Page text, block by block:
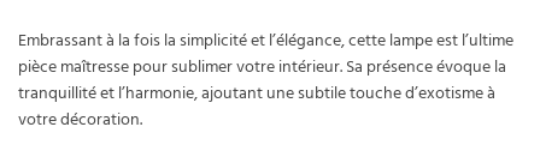
Embrassant à la fois la simplicité et l’élégance, cette lampe est l’ultime
pièce maîtresse pour sublimer votre intérieur. Sa présence évoque la
tranquillité et l’harmonie, ajoutant une subtile touche d’exotisme à
votre décoration.